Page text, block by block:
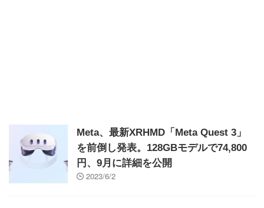
Meta、最新XRHMD「Meta Quest 3」
を前倒し発表。128GBモデルで74,800
円、9月に詳細を公開
2023/6/2